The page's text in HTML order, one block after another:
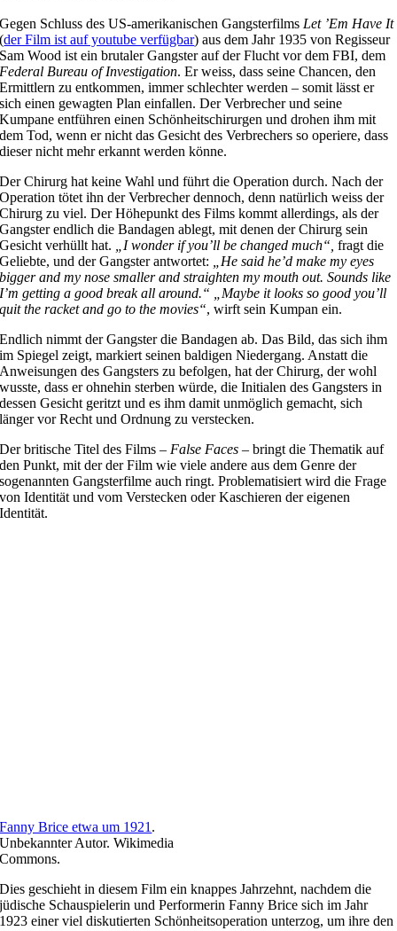
Gegen Schluss des US-amerikanischen Gangsterfilms Let ’Em Have It
(der Film ist auf youtube verfügbar) aus dem Jahr 1935 von Regisseur
Sam Wood ist ein brutaler Gangster auf der Flucht vor dem FBI, dem
Federal Bureau of Investigation. Er weiss, dass seine Chancen, den
Ermittlern zu entkommen, immer schlechter werden – somit lässt er
sich einen gewagten Plan einfallen. Der Verbrecher und seine
Kumpane entführen einen Schönheitschirurgen und drohen ihm mit
dem Tod, wenn er nicht das Gesicht des Verbrechers so operiere, dass
dieser nicht mehr erkannt werden könne.
Der Chirurg hat keine Wahl und führt die Operation durch. Nach der
Operation tötet ihn der Verbrecher dennoch, denn natürlich weiss der
Chirurg zu viel. Der Höhepunkt des Films kommt allerdings, als der
Gangster endlich die Bandagen ablegt, mit denen der Chirurg sein
Gesicht verhüllt hat.
„I wonder if you’ll be changed much“,fragt die
Geliebte, und der Gangster antwortet: „He said he’d make my eyes
bigger and my nose smaller and straighten my mouth out. Sounds like
I’m getting a good break all around.“ „Maybe it looks so good you’ll
quit the racket and go to the movies“, wirft sein Kumpan ein.
Endlich nimmt der Gangster die Bandagen ab. Das Bild, das sich ihm
im Spiegel zeigt, markiert seinen baldigen Niedergang. Anstatt die
Anweisungen des Gangsters zu befolgen, hat der Chirurg, der wohl
wusste, dass er ohnehin sterben würde, die Initialen des Gangsters in
dessen Gesicht geritzt und es ihm damit unmöglich gemacht, sich
länger vor Recht und Ordnung zu verstecken.
Der britische Titel des Films – False Faces – bringt die Thematik auf
den Punkt, mit der der Film wie viele andere aus dem Genre der
sogenannten Gangsterfilme auch ringt. Problematisiert wird die Frage
von Identität und vom Verstecken oder Kaschieren der eigenen
Identität.
Fanny Brice etwa um 1921 .
Unbekannter Autor. Wikimedia
Commons.
Dies geschieht in diesem Film ein knappes Jahrzehnt, nachdem die
jüdische Schauspielerin und Performerin Fanny Brice sich im Jahr
1923 einer viel diskutierten Schönheitsoperation unterzog, um ihre den